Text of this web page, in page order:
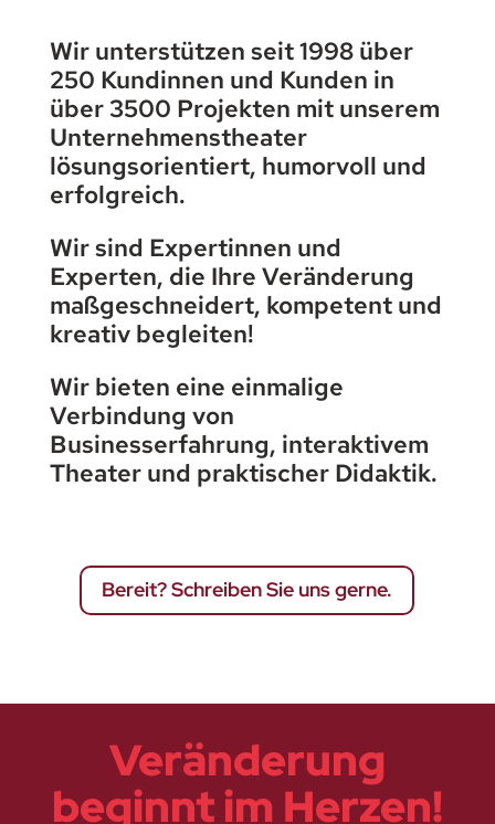
Wir unterstützen seit 1998 über
250 Kundinnen und Kunden in
über 3500 Projekten mit unserem
Unternehmenstheater
lösungsorientiert, humorvoll und
erfolgreich.
Wir sind Expertinnen und
Experten, die Ihre Veränderung
maßgeschneidert, kompetent und
kreativ begleiten!
Wir bieten eine einmalige
Verbindung von
Businesserfahrung, interaktivem
Theater und praktischer Didaktik.
Bereit? Schreiben Sie uns gerne.
Veränderung
beginnt im Herzen!